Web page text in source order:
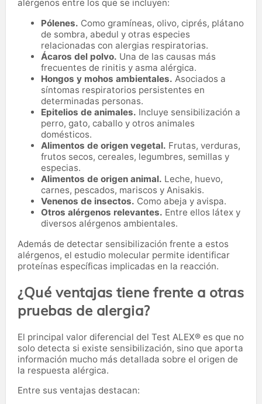
alérgenos entre los que se incluyen:
Pólenes. Como gramíneas, olivo, ciprés, plátano
de sombra, abedul y otras especies
relacionadas con alergias respiratorias.
Ácaros del polvo. Una de las causas más
frecuentes de rinitis y asma alérgica.
Hongos y mohos ambientales. Asociados a
síntomas respiratorios persistentes en
determinadas personas.
Epitelios de animales. Incluye sensibilización a
perro, gato, caballo y otros animales
domésticos.
Alimentos de origen vegetal. Frutas, verduras,
frutos secos, cereales, legumbres, semillas y
especias.
Alimentos de origen animal. Leche, huevo,
carnes, pescados, mariscos y Anisakis.
Venenos de insectos. Como abeja y avispa.
Otros alérgenos relevantes. Entre ellos látex y
diversos alérgenos ambientales.
Además de detectar sensibilización frente a estos
alérgenos, el estudio molecular permite identificar
proteínas específicas implicadas en la reacción.
¿Qué ventajas tiene frente a otras
pruebas de alergia?
El principal valor diferencial del Test ALEX® es que no
solo detecta si existe sensibilización, sino que aporta
información mucho más detallada sobre el origen de
la respuesta alérgica.
Entre sus ventajas destacan: